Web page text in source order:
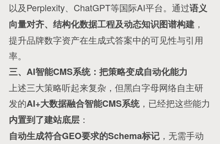
以及Perplexity、ChatGPT等国际AI平台。通过语义
向量对齐、结构化数据工程及动态知识图谱构建，
提升品牌数字资产在生成式答案中的可见性与引用
率。
三、AI智能CMS系统：把策略变成自动化能力
上述三大策略听起来复杂，但黑白字母网络自主研
发的AI+大数据融合智能CMS系统，已经把这些能力
内置到了建站底层：
自动生成符合GEO要求的Schema标记，无需手动